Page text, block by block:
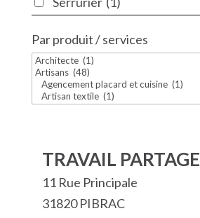
Par produit / services
TRAVAIL PARTAGE
11 Rue Principale
31820 PIBRAC